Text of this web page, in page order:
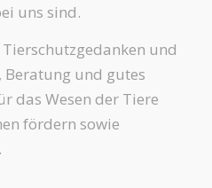
uns sind.
und
und gutes
das Wesen der Tiere
fördern sowie